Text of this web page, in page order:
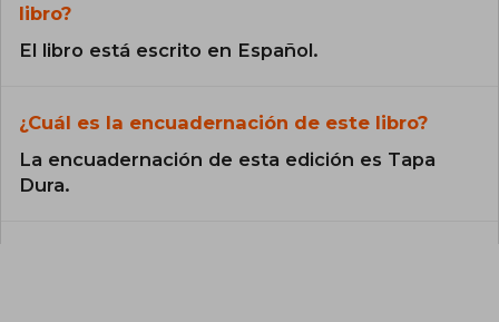
libro?
El libro está escrito en Español.
¿Cuál es la encuadernación de este libro?
La encuadernación de esta edición es Tapa
Dura.